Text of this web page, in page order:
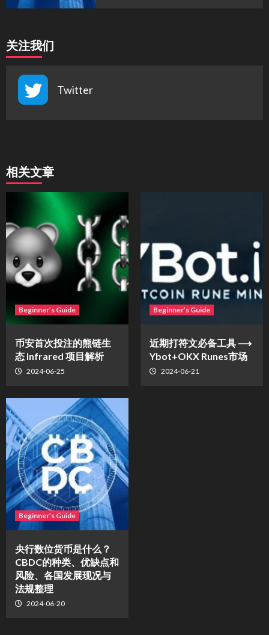
关注我们
Twitter
相关文章
Beginner’s Guide
币安首次投注的熊链生
态 Infrared 项目解析
2024-06-25
Beginner’s Guide
近期打符文必备工具 ⟶
Ybot+OKX Runes市场
2024-06-21
Beginner’s Guide
央行数位货币是什么？
CBDC的种类、优缺点和
风险、各国发展现况与
法规整理
2024-06-20